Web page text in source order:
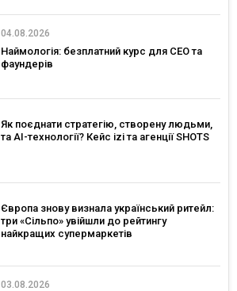
04.08.2026
Наймологія: безплатний курс для CEO та
фаундерів
Як поєднати стратегію, створену людьми,
та AI-технології? Кейс izi та агенції SHOTS
Європа знову визнала український ритейл:
три «Сільпо» увійшли до рейтингу
найкращих супермаркетів
03.08.2026